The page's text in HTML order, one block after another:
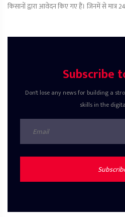
किसानों द्वारा आवेदन किए गए हैं। जिनमें से मात्र 24
Subscribe
Don't lose any news for building a
skills in the